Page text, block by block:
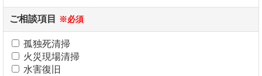
ご相談項目 ※必須
孤独死清掃
火災現場清掃
水害復旧